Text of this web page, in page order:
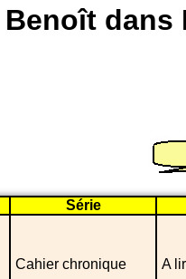
Benoît dans
Série
Cahier chronique A